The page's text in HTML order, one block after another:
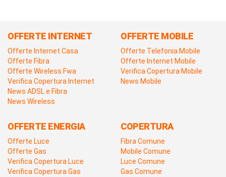
OFFERTE INTERNET
Offerte Internet Casa
Offerte Fibra
Offerte Wireless Fwa
Verifica Copertura Internet
News ADSL e Fibra
News Wireless
OFFERTE MOBILE
Offerte Telefonia Mobile
Offerte Internet Mobile
Verifica Copertura Mobile
News Mobile
OFFERTE ENERGIA
Offerte Luce
Offerte Gas
Verifica Copertura Luce
Verifica Copertura Gas
COPERTURA
Fibra Comune
Mobile Comune
Luce Comune
Gas Comune